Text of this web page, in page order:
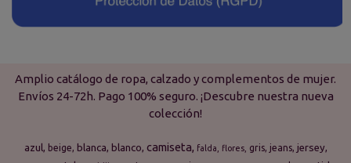
Amplio catálogo de ropa, calzado y complementos de mujer.
Envíos 24-72h. Pago 100% seguro. ¡Descubre nuestra nueva
colección!
azul beige blanca blanco camiseta falda flores gris jeans jersey